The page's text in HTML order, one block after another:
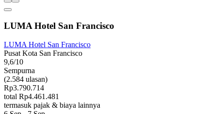
LUMA Hotel San Francisco
LUMA Hotel San Francisco
Pusat Kota San Francisco
9,6/10
Sempurna
(2.584 ulasan)
Rp3.790.714
total Rp4.461.481
termasuk pajak & biaya lainnya